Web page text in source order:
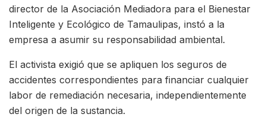
director de la Asociación Mediadora para el Bienestar
Inteligente y Ecológico de Tamaulipas, instó a la
empresa a asumir su responsabilidad ambiental.
El activista exigió que se apliquen los seguros de
accidentes correspondientes para financiar cualquier
labor de remediación necesaria, independientemente
del origen de la sustancia.